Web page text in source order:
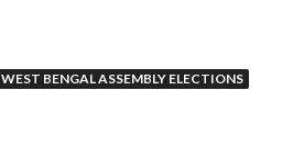
WEST BENGAL ASSEMBLY ELECTIONS